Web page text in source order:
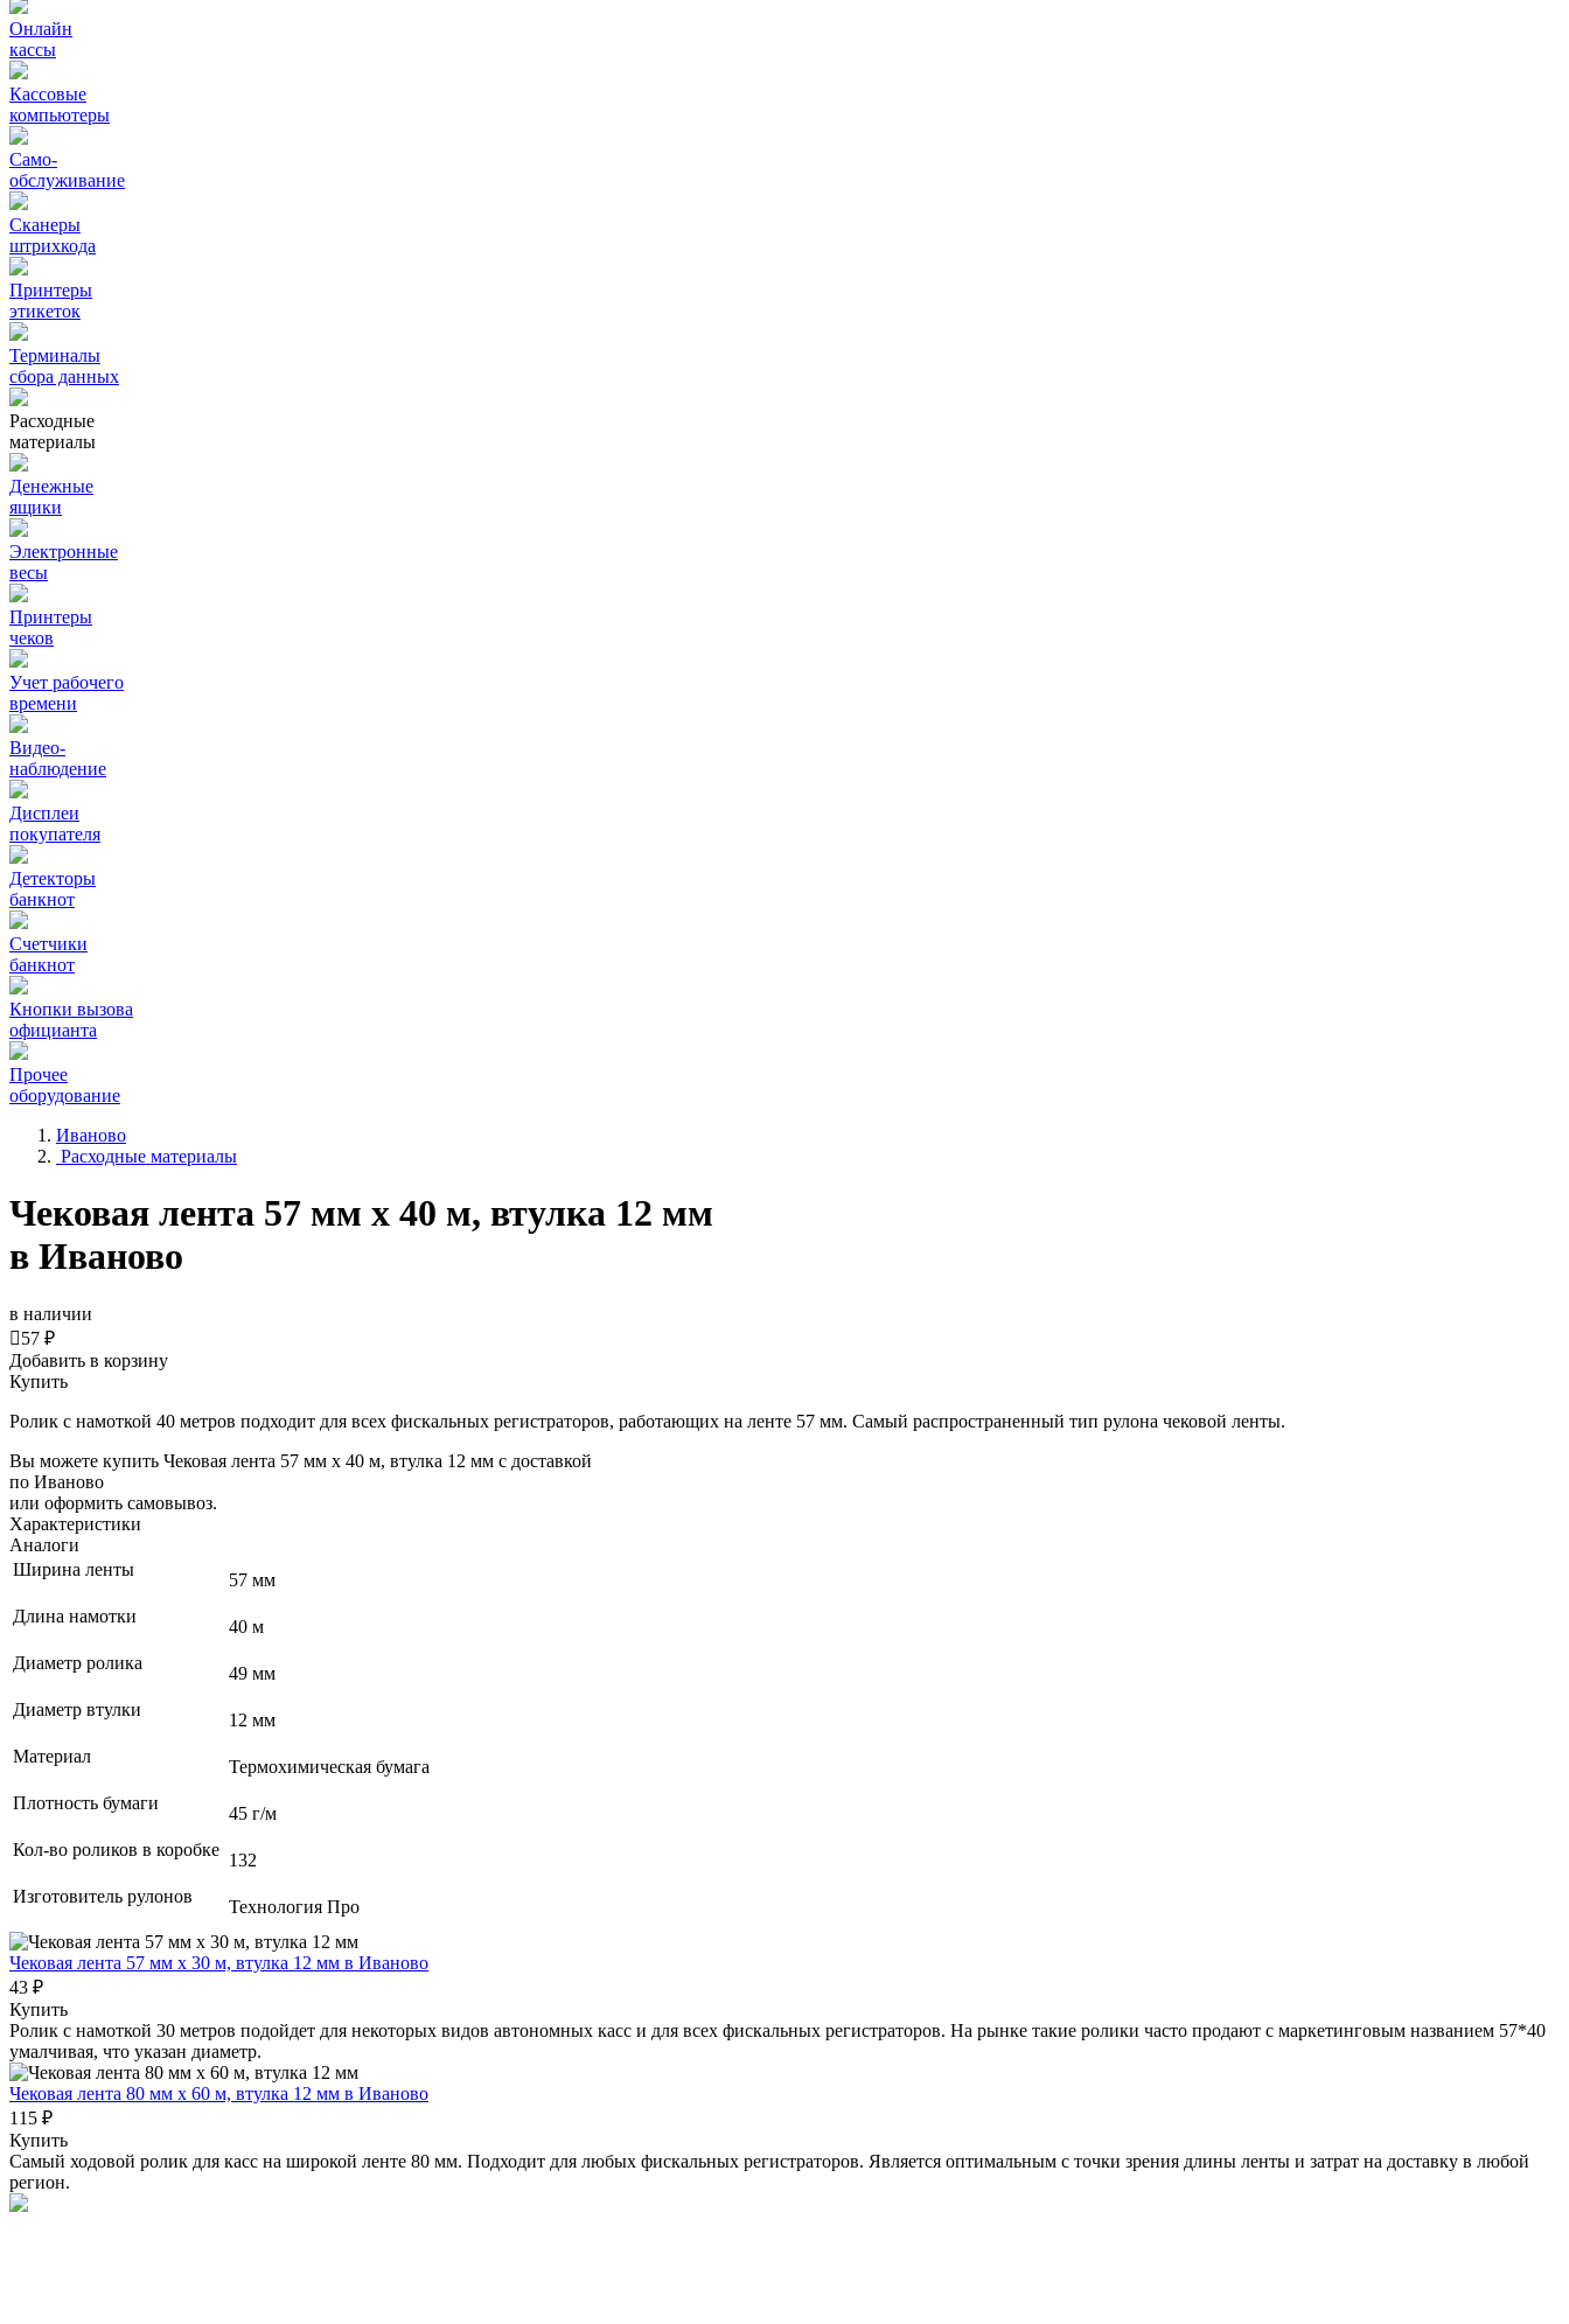
Онлайн
кассы
Кассовые
компьютеры
Само-
обслуживание
Сканеры
штрихкода
Принтеры
этикеток
Терминалы
сбора данных
Расходные
материалы
Денежные
ящики
Электронные
весы
Принтеры
чеков
Учет рабочего
времени
Видео‑
наблюдение
Дисплеи
покупателя
Детекторы
банкнот
Счетчики
банкнот
Кнопки вызова
официанта
Прочее
оборудование
Иваново
Расходные материалы
Чековая лента 57 мм x 40 м, втулка 12 мм
в Иваново
в наличии
57 ₽
Добавить в корзину
Купить
Ролик с намоткой 40 метров подходит для всех фискальных регистраторов, работающих на ленте 57 мм. Самый распространенный тип рулона чековой ленты.
Вы можете купить Чековая лента 57 мм x 40 м, втулка 12 мм с доставкой
по Иваново
или оформить самовывоз.
Характеристики
Аналоги
Ширина ленты
57 мм
Длина намотки
40 м
Диаметр ролика
49 мм
Диаметр втулки
12 мм
Материал
Термохимическая бумага
Плотность бумаги
45 г/м
Кол-во роликов в коробке
132
Изготовитель рулонов
Технология Про
Чековая лента 57 мм x 30 м, втулка 12 мм в Иваново
43 ₽
Купить
Ролик с намоткой 30 метров подойдет для некоторых видов автономных касс и для всех фискальных регистраторов. На рынке такие ролики часто продают с маркетинговым названием 57*40
умалчивая, что указан диаметр.
Чековая лента 80 мм x 60 м, втулка 12 мм в Иваново
115 ₽
Купить
Самый ходовой ролик для касс на широкой ленте 80 мм. Подходит для любых фискальных регистраторов. Является оптимальным с точки зрения длины ленты и затрат на доставку в любой
регион.